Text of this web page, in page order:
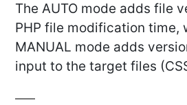
The AUTO mode adds file
PHP file modification time,
MANUAL mode adds
input to the target files